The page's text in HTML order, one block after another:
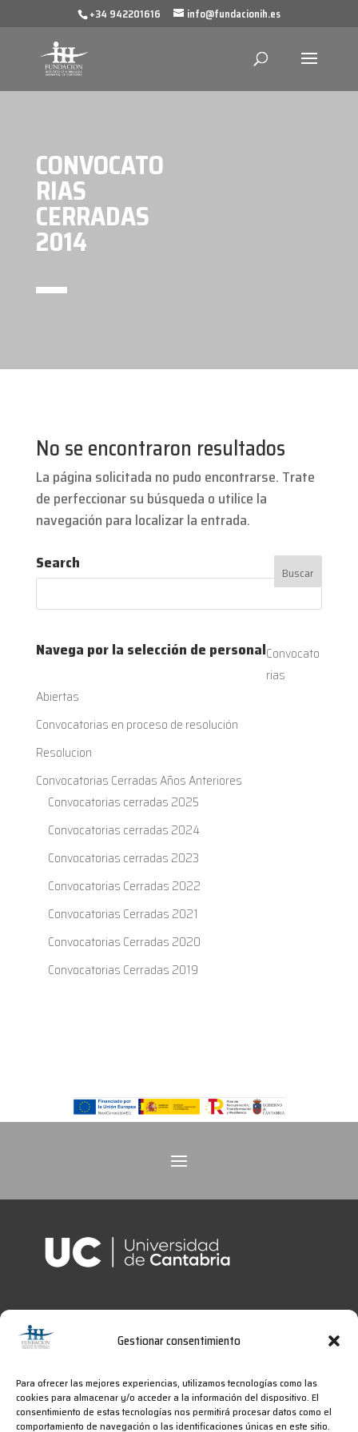
Gestionar consentimiento
Para ofrecer las mejores experiencias, utilizamos tecnologías como las
cookies para almacenar y/o acceder a la información del dispositivo. El
consentimiento de estas tecnologías nos permitirá procesar datos como el
comportamiento de navegación o las identificaciones únicas en este sitio.
+34 942201616 info@fundacionih.es
CONVOCATO
RIAS
CERRADAS
2014
No se encontraron resultados
La página solicitada no pudo encontrarse. Trate
de perfeccionar su búsqueda o utilice la
navegación para localizar la entrada.
Search
Navega por la selección de personalConvocato
rias
Abiertas
Convocatorias en proceso de resolución
Resolucion
Convocatorias Cerradas Años Anteriores
Convocatorias cerradas 2025
Convocatorias cerradas 2024
Convocatorias cerradas 2023
Convocatorias Cerradas 2022
Convocatorias Cerradas 2021
Convocatorias Cerradas 2020
Convocatorias Cerradas 2019